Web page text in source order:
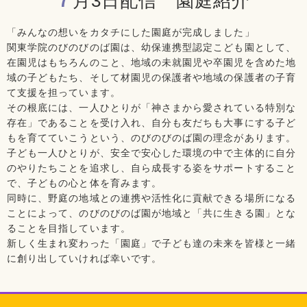
「みんなの想いをカタチにした園庭が完成しました」
関東学院のびのびのば園は、幼保連携型認定こども園として、
在園児はもちろんのこと、地域の未就園児や卒園児を含めた地
域の子どもたち、そして材園児の保護者や地域の保護者の子育
て支援を担っています。
その根底には、一人ひとりが「神さまから愛されている特別な
存在」であることを受け入れ、自分も友だちも大事にする子ど
もを育てていこうという、のびのびのば園の理念があります。
子ども一人ひとりが、安全で安心した環境の中で主体的に自分
のやりたちことを追求し、自ら成長する姿をサポートすること
で、子どもの心と体を育みます。
同時に、野庭の地域との連携や活性化に貢献できる場所になる
ことによって、のびのびのば園が地域と「共に生きる園」とな
ることを目指しています。
新しく生まれ変わった「園庭」で子ども達の未来を皆様と一緒
に創り出していければ幸いです。